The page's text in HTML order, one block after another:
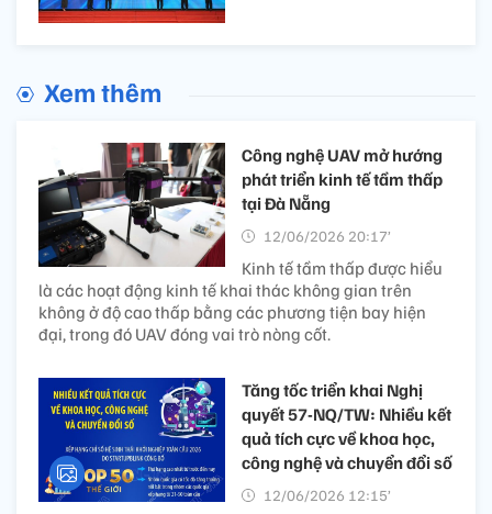
Xem thêm
Công nghệ UAV mở hướng
phát triển kinh tế tầm thấp
tại Đà Nẵng
12/06/2026 20:17’
Kinh tế tầm thấp được hiểu
là các hoạt động kinh tế khai thác không gian trên
không ở độ cao thấp bằng các phương tiện bay hiện
đại, trong đó UAV đóng vai trò nòng cốt.
Tăng tốc triển khai Nghị
quyết 57-NQ/TW: Nhiều kết
quả tích cực về khoa học,
công nghệ và chuyển đổi số
12/06/2026 12:15’